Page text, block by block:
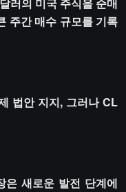
주간 매수 규모를 기록
법안 지지, 그러나 CL
은 새로운 발전 단계에